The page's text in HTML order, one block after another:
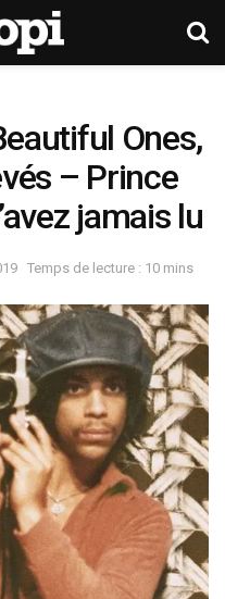
Ones,
– Prince
jamais lu
Temps de lecture : 10 mins